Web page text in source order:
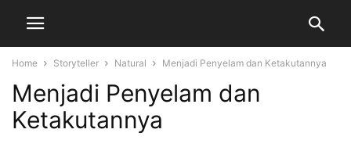
Home Storyteller Natural Menjadi Penyelam dan Ketakutannya
Menjadi Penyelam dan
Ketakutannya